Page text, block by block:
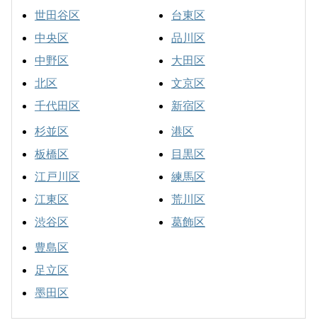
世田谷区
中央区
中野区
北区
千代田区
台東区
品川区
大田区
文京区
新宿区
杉並区
板橋区
江戸川区
江東区
渋谷区
港区
目黒区
練馬区
荒川区
葛飾区
豊島区
足立区
墨田区